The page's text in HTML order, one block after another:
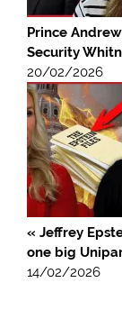
Prince
Security
20/02/2026
« Jeffrey
one big
14/02/2026